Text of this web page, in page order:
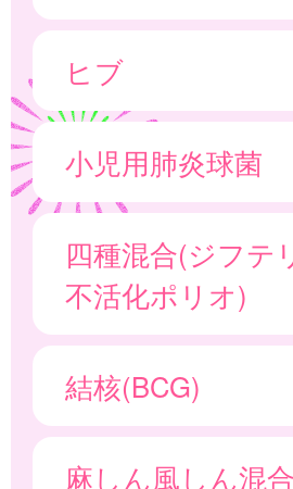
ヒブ
小児用肺炎球菌
四種混合(ジフテ
不活化ポリオ)
結核(BCG)
麻しん風しん混合